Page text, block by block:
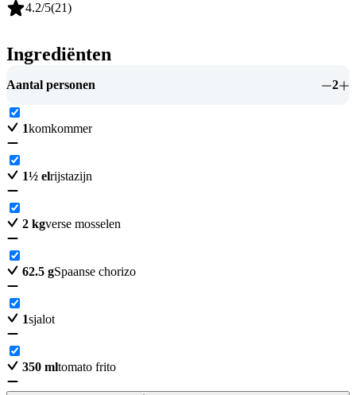
4.2/5(21)
Ingrediënten
Aantal personen 2
1komkommer
1½ elrijstazijn
2 kgverse mosselen
62.5 gSpaanse chorizo
1sjalot
350 mltomato frito